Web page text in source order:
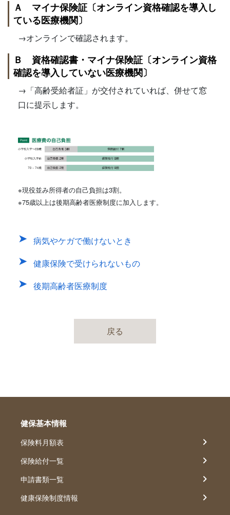
Ａ マイナ保険証〔オンライン資格確認を導入し
ている医療機関〕
→オンラインで確認されます。
Ｂ 資格確認書・マイナ保険証〔オンライン資格
確認を導入していない医療機関〕
→「高齢受給者証」が交付されていれば、併せて窓
口に提示します。
※現役並み所得者の自己負担は3割。
※75歳以上は後期高齢者医療制度に加入します。
病気やケガで働けないとき
健康保険で受けられないもの
後期高齢者医療制度
戻る
健保基本情報
保険料月額表
保険給付一覧
申請書類一覧
健康保険制度情報